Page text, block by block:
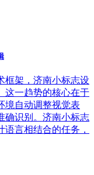
框架，济南小标志设
这一趋势的核心在于
境自动调整视觉表
确识别。济南小标志
言相结合的任务，